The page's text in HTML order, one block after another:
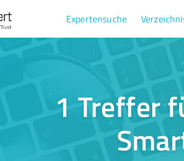
Expertensuche
1 Treffer